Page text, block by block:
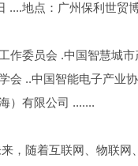
....地点：广州保利世贸
作委员会 .中国智慧城
会 ..中国智能电子产业
）有限公司 .......
，随着互联网、物联